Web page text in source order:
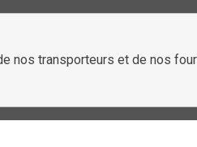
nos transporteurs et de nos